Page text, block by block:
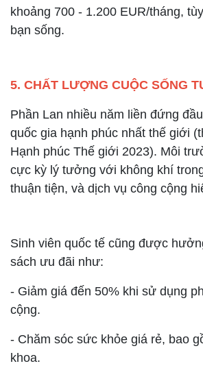
khoảng 700 - 1.200 EUR/tháng,
bạn sống.
5. CHẤT LƯỢNG CUỘC SỐNG
Phần Lan nhiều năm liền đứng
quốc gia hạnh phúc nhất thế giới
Hạnh phúc Thế giới 2023). Môi
cực kỳ lý tưởng với không khí
thuận tiện, và dịch vụ công cộng
Sinh viên quốc tế cũng được
sách ưu đãi như:
- Giảm giá đến 50% khi sử dụng
cộng.
- Chăm sóc sức khỏe giá rẻ, bao
khoa.